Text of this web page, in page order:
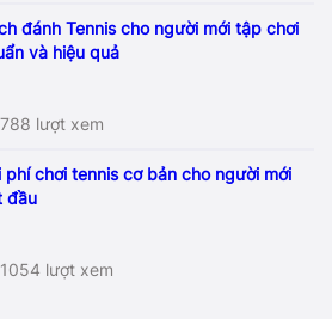
đánh Tennis cho người mới tập chơi
và hiệu quả
788 lượt xem
phí chơi tennis cơ bản cho người mới
đầu
1054 lượt xem